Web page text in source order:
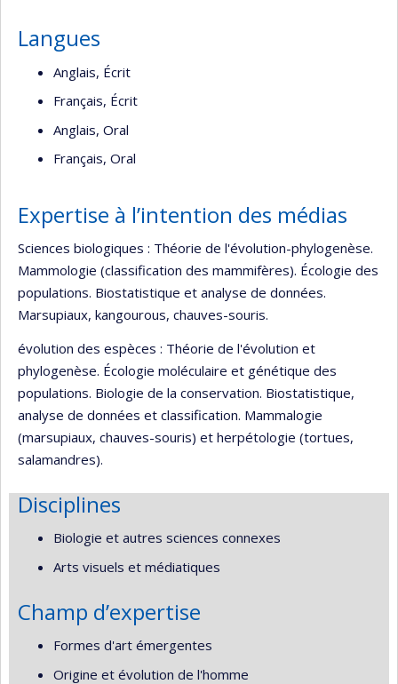
Langues
Anglais, Écrit
Français, Écrit
Anglais, Oral
Français, Oral
Expertise à l’intention des médias
Sciences biologiques : Théorie de l'évolution-phylogenèse.
Mammologie (classification des mammifères). Écologie des
populations. Biostatistique et analyse de données.
Marsupiaux, kangourous, chauves-souris.
évolution des espèces : Théorie de l'évolution et
phylogenèse. Écologie moléculaire et génétique des
populations. Biologie de la conservation. Biostatistique,
analyse de données et classification. Mammalogie
(marsupiaux, chauves-souris) et herpétologie (tortues,
salamandres).
Disciplines
Biologie et autres sciences connexes
Arts visuels et médiatiques
Champ d’expertise
Formes d'art émergentes
Origine et évolution de l'homme